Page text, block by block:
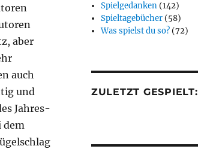
aber
auch
und
Jahres-
dem
Spielgedanken (142)
Spieltagebücher (58)
Was spielst du so? (72)
ZULETZT GESPIELT: